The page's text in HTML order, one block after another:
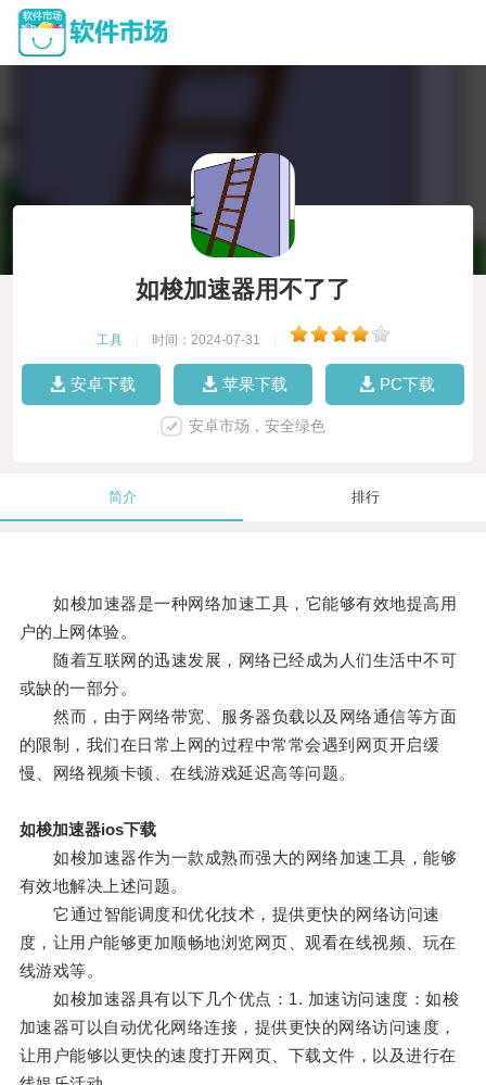
如梭加速器用不了了
工具 时间：2024-07-31
安卓下载 苹果下载 PC下载
安卓市场，安全绿色
简介 排行
如梭加速器是一种网络加速工具，它能够有效地提高用
户的上网体验。
随着互联网的迅速发展，网络已经成为人们生活中不可
或缺的一部分。
然而，由于网络带宽、服务器负载以及网络通信等方面
的限制，我们在日常上网的过程中常常会遇到网页开启缓
慢、网络视频卡顿、在线游戏延迟高等问题。
如梭加速器ios下载
如梭加速器作为一款成熟而强大的网络加速工具，能够
有效地解决上述问题。
它通过智能调度和优化技术，提供更快的网络访问速
度，让用户能够更加顺畅地浏览网页、观看在线视频、玩在
线游戏等。
如梭加速器具有以下几个优点：1. 加速访问速度：如梭
加速器可以自动优化网络连接，提供更快的网络访问速度，
让用户能够以更快的速度打开网页、下载文件，以及进行在